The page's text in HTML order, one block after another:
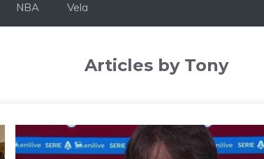
NBA Vela
Articles by Tony